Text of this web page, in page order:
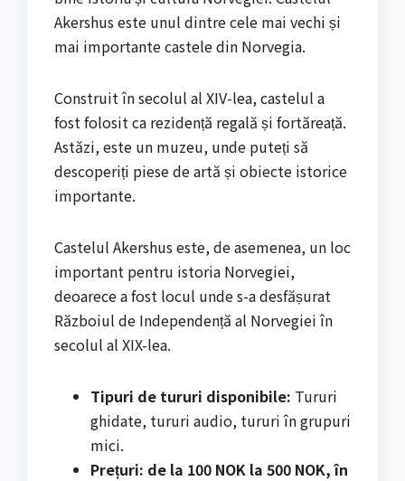
Akershus este unul dintre cele mai vechi și
mai importante castele din Norvegia.
Construit în secolul al XIV-lea, castelul a
fost folosit ca rezidență regală și fortăreață.
Astăzi, este un muzeu, unde puteți să
descoperiți piese de artă și obiecte istorice
importante.
Castelul Akershus este, de asemenea, un loc
important pentru istoria Norvegiei,
deoarece a fost locul unde s-a desfășurat
Războiul de Independență al Norvegiei în
secolul al XIX-lea.
Tipuri de tururi disponibile: Tururi
ghidate, tururi audio, tururi în grupuri
mici.
Prețuri: de la 100 NOK la 500 NOK, în